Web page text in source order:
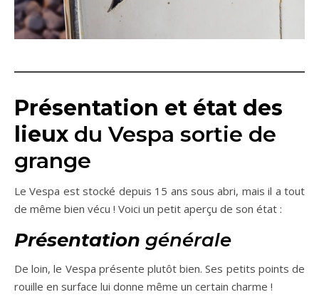
Présentation et état des
lieux du Vespa sortie de
grange
Le Vespa est stocké depuis 15 ans sous abri, mais il a tout
de même bien vécu ! Voici un petit aperçu de son état :
Présentation générale
De loin, le Vespa présente plutôt bien. Ses petits points de
rouille en surface lui donne même un certain charme !